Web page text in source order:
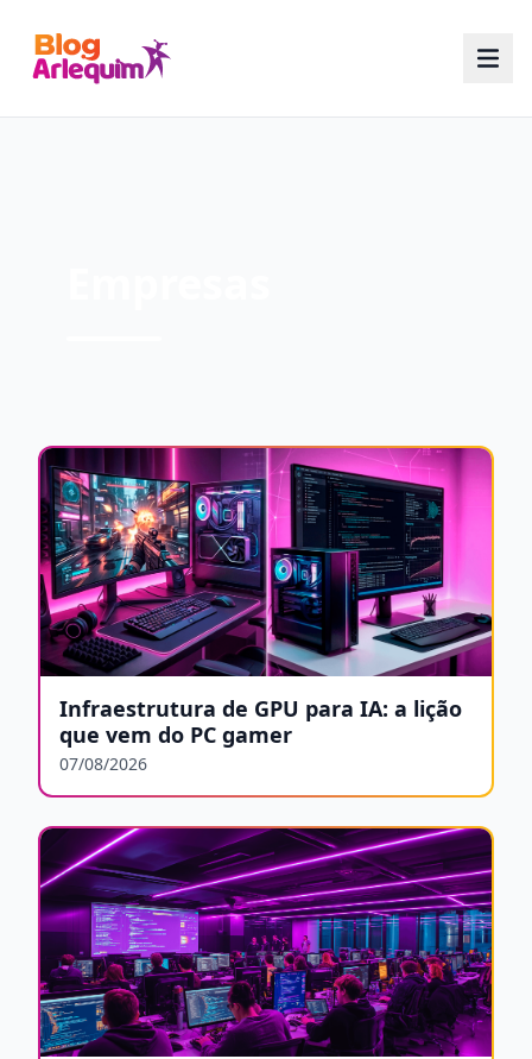
Infraestrutura de GPU para IA: a lição
que vem do PC gamer
07/08/2026